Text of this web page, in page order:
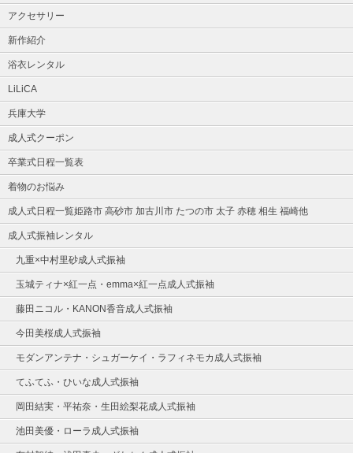
アクセサリー
新作紹介
浴衣レンタル
LiLiCA
兵庫大学
成人式クーポン
卒業式日程一覧表
着物のお悩み
成人式日程一覧姫路市 高砂市 加古川市 たつの市 太子 赤穂 相生 福崎他
成人式振袖レンタル
九重×中村里砂成人式振袖
玉城ティナ×紅一点・emma×紅一点成人式振袖
藤田ニコル・KANON香音成人式振袖
今田美桜成人式振袖
モダンアンテナ・シュガーケイ・ラフィネモカ成人式振袖
てふてふ・ひいな成人式振袖
岡田結実・平祐奈・生田絵梨花成人式振袖
池田美優・ローラ成人式振袖